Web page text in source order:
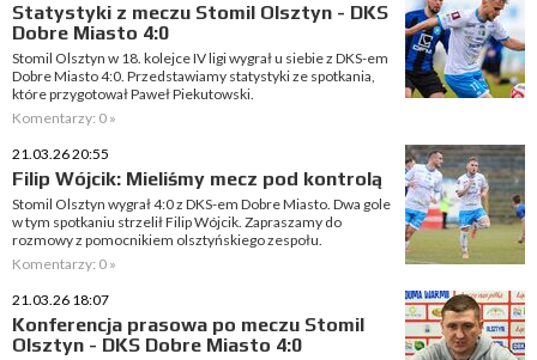
Statystyki z meczu Stomil Olsztyn - DKS
Dobre Miasto 4:0
Stomil Olsztyn w 18. kolejce IV ligi wygrał u siebie z DKS-em
Dobre Miasto 4:0. Przedstawiamy statystyki ze spotkania,
które przygotował Paweł Piekutowski.
Komentarzy: 0 »
21.03.26 20:55
Filip Wójcik: Mieliśmy mecz pod kontrolą
Stomil Olsztyn wygrał 4:0 z DKS-em Dobre Miasto. Dwa gole
w tym spotkaniu strzelił Filip Wójcik. Zapraszamy do
rozmowy z pomocnikiem olsztyńskiego zespołu.
Komentarzy: 0 »
21.03.26 18:07
Konferencja prasowa po meczu Stomil
Olsztyn - DKS Dobre Miasto 4:0